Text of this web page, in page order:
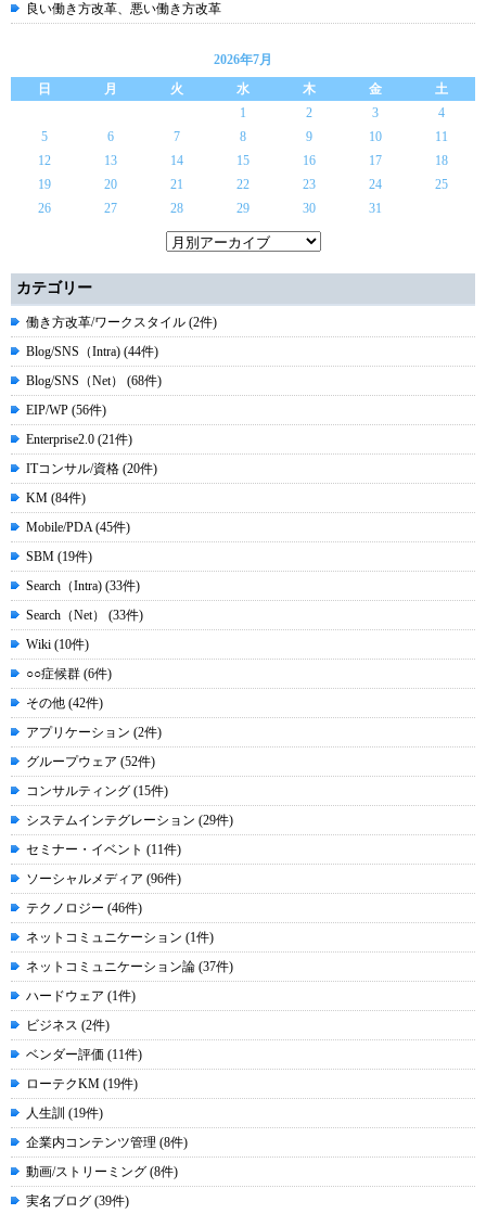
良い働き方改革、悪い働き方改革
2026年7月
日
月 火 水 木 金
土
1
2 3
4
5
6 7 8 9 10
11
12
13 14 15 16 17
18
19
20 21 22 23 24
25
26
27 28 29 30 31
カテゴリー
働き方改革/ワークスタイル (2件)
Blog/SNS（Intra) (44件)
Blog/SNS（Net） (68件)
EIP/WP (56件)
Enterprise2.0 (21件)
ITコンサル/資格 (20件)
KM (84件)
Mobile/PDA (45件)
SBM (19件)
Search（Intra) (33件)
Search（Net） (33件)
Wiki (10件)
○○症候群 (6件)
その他 (42件)
アプリケーション (2件)
グループウェア (52件)
コンサルティング (15件)
システムインテグレーション (29件)
セミナー・イベント (11件)
ソーシャルメディア (96件)
テクノロジー (46件)
ネットコミュニケーション (1件)
ネットコミュニケーション論 (37件)
ハードウェア (1件)
ビジネス (2件)
ベンダー評価 (11件)
ローテクKM (19件)
人生訓 (19件)
企業内コンテンツ管理 (8件)
動画/ストリーミング (8件)
実名ブログ (39件)